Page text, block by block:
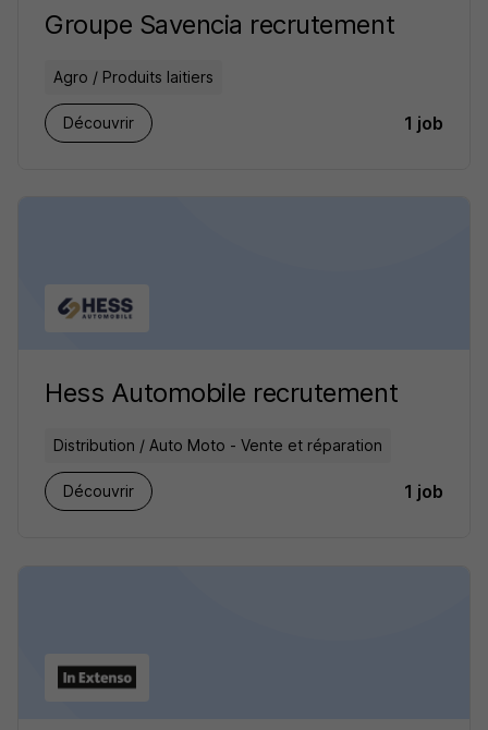
Groupe Savencia recrutement
Agro / Produits laitiers
Découvrir 1 job
Hess Automobile recrutement
Distribution / Auto Moto - Vente et réparation
Découvrir 1 job